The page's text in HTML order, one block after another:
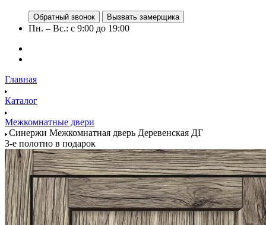
Обратный звонок Вызвать замерщика
Пн. – Вс.: с 9:00 до 19:00
Главная
Каталог
Межкомнатные двери
Синержи Межкомнатная дверь Деревенская ДГ
3-е полотно в подарок